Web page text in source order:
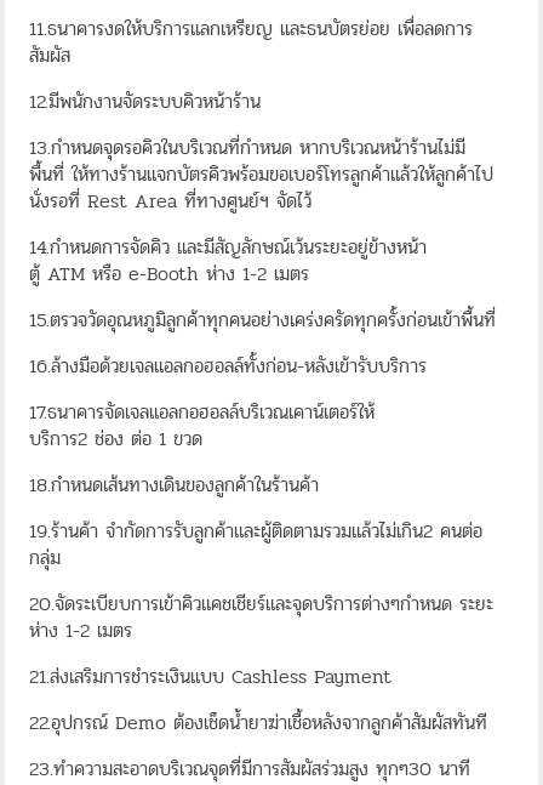
11.ธนาคารงดให้บริการแลกเหรียญ และธนบัตรย่อย เพื่อลดการ
สัมผัส
12.มีพนักงานจัดระบบคิวหน้าร้าน
13.กำหนดจุดรอคิวในบริเวณที่กำหนด หากบริเวณหน้าร้านไม่มี
พื้นที่ ให้ทางร้านแจกบัตรคิวพร้อมขอเบอร์โทรลูกค้าแล้วให้ลูกค้าไป
นั่งรอที่ Rest Area ที่ทางศูนย์ฯ จัดไว้
14.กำหนดการจัดคิว และมีสัญลักษณ์เว้นระยะอยู่ข้างหน้า
ตู้ ATM หรือ e-Booth ห่าง 1-2 เมตร
15.ตรวจวัดอุณหภูมิลูกค้าทุกคนอย่างเคร่งครัดทุกครั้งก่อนเข้าพื้นที่
16.ล้างมือด้วยเจลแอลกอฮอลล์ทั้งก่อน-หลังเข้ารับบริการ
17.ธนาคารจัดเจลแอลกอฮอลล์บริเวณเคาน์เตอร์ให้
บริการ2 ช่อง ต่อ 1 ขวด
18.กำหนดเส้นทางเดินของลูกค้าในร้านค้า
19.ร้านค้า จำกัดการรับลูกค้าและผู้ติดตามรวมแล้วไม่เกิน2 คนต่อ
กลุ่ม
20.จัดระเบียบการเข้าคิวแคชเชียร์และจุดบริการต่างๆกำหนด ระยะ
ห่าง 1-2 เมตร
21.ส่งเสริมการชำระเงินแบบ Cashless Payment
22.อุปกรณ์ Demo ต้องเช็ดน้ำยาฆ่าเชื้อหลังจากลูกค้าสัมผัสทันที
23.ทำความสะอาดบริเวณจุดที่มีการสัมผัสร่วมสูง ทุกๆ30 นาที